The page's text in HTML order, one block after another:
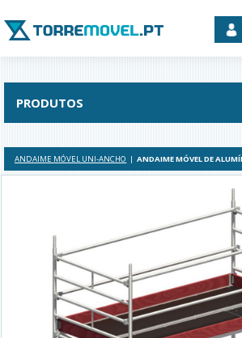
PRODUTOS
ANDAIME MÓVEL UNI-ANCHO ANDAIME MÓVEL DE